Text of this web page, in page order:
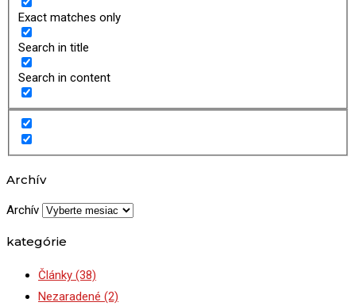
Exact matches only
Search in title
Search in content
Archív
Archív
kategórie
Články (38)
Nezaradené (2)